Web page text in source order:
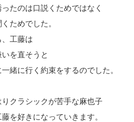
たのは口説くためではなく
ためでした。
工藤は
を直そうと
緒に行く約束をするのでした。
クラシックが苦手な麻也子
を好きになっていきます。